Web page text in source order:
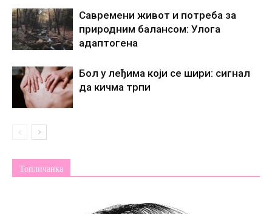
Савремени живот и потреба за
природним балансом: Улога
адаптогена
Бол у леђима који се шири: сигнал
да кичма трпи
Топличанка